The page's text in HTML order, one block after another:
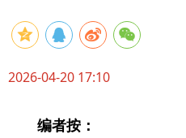
2026-04-20 17:10
编者按：